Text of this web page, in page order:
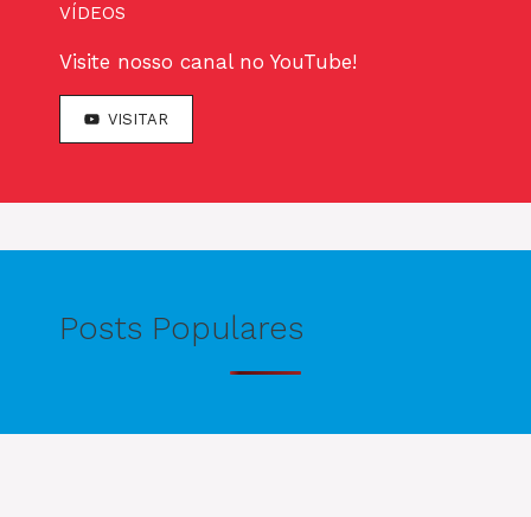
VÍDEOS
Visite nosso canal no YouTube!
VISITAR
Posts Populares